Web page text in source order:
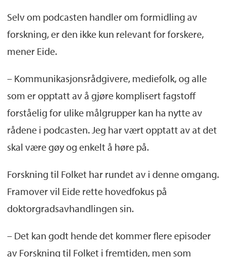
Selv om podcasten handler om formidling av
forskning, er den ikke kun relevant for forskere,
mener Eide.
– Kommunikasjonsrådgivere, mediefolk, og alle
som er opptatt av å gjøre komplisert fagstoff
forståelig for ulike målgrupper kan ha nytte av
rådene i podcasten. Jeg har vært opptatt av at det
skal være gøy og enkelt å høre på.
Forskning til Folket har rundet av i denne omgang.
Framover vil Eide rette hovedfokus på
doktorgradsavhandlingen sin.
– Det kan godt hende det kommer flere episoder
av Forskning til Folket i fremtiden, men som